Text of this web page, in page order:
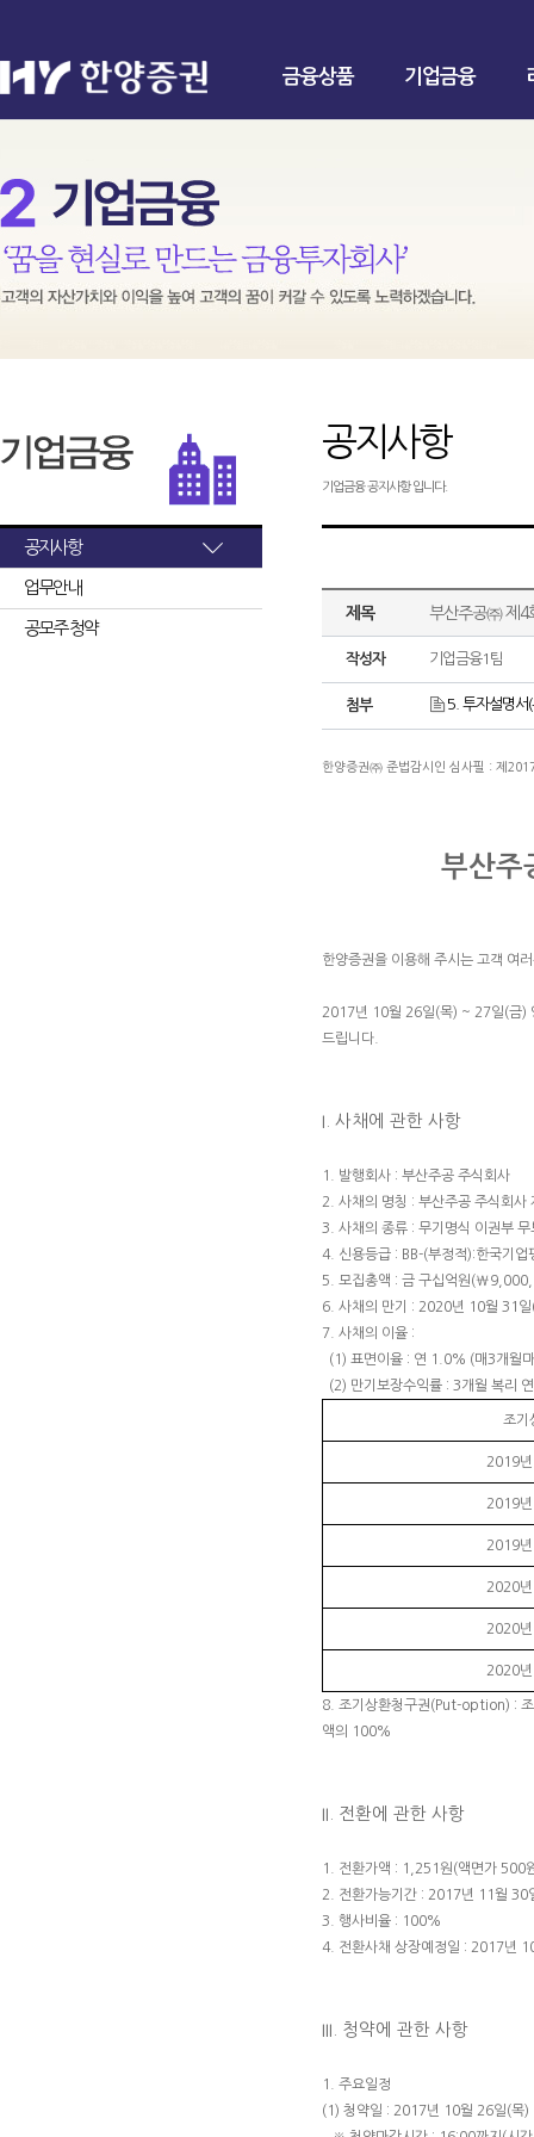
금융상품 기업금융
공지사항
업무안내
공모주 청약
공지사항
기업금융 공지사항 입니다.
제목 부산주공㈜ 제4
작성자 기업금융1팀
첨부 5. 투자설명서
한양증권㈜ 준법감시인 심사필 : 제
부산주
한양증권을 이용해 주시는 고객 여
2017년 10월 26일(목) ~ 27일(금)
드립니다.
I. 사채에 관한 사항
1. 발행회사 : 부산주공 주식회사
2. 사채의 명칭 : 부산주공 주식회사
3. 사채의 종류 : 무기명식 이권부 무
4. 신용등급 : BB-(부정적):한국기
5. 모집총액 : 금 구십억원
6. 사채의 만기 : 2020년 10월 31일
7. 사채의 이율 :
(1) 표면이율 : 연 1.0% (매3개월
(2) 만기보장수익률 : 3개월 복리
조기
2019
2019
2019
2020
2020
2020
8. 조기상환청구권(Put-option) : 조
액의 100%
II. 전환에 관한 사항
1. 전환가액 : 1,251원(액면가 500
2. 전환가능기간 : 2017년 11월
3. 행사비율 : 100%
4. 전환사채 상장예정일 : 2017년
III. 청약에 관한 사항
1. 주요일정
(1) 청약일 : 2017년 10월 26일(목